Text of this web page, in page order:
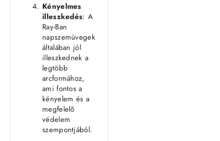
Kényelmes
illeszkedés: A
Ray-Ban
napszemüvegek
általában jól
illeszkednek a
legtöbb
arcformához,
ami fontos a
kényelem és a
megfelelő
védelem
szempontjából.